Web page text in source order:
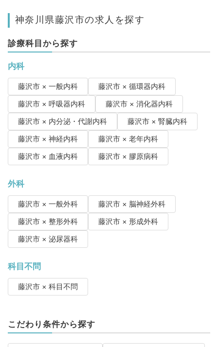
神奈川県藤沢市の求人を探す
診療科目から探す
内科
藤沢市 × 一般内科
藤沢市 × 循環器内科
藤沢市 × 呼吸器内科
藤沢市 × 消化器内科
藤沢市 × 内分泌・代謝内科
藤沢市 × 腎臓内科
藤沢市 × 神経内科
藤沢市 × 老年内科
藤沢市 × 血液内科
藤沢市 × 膠原病科
外科
藤沢市 × 一般外科
藤沢市 × 脳神経外科
藤沢市 × 整形外科
藤沢市 × 形成外科
藤沢市 × 泌尿器科
科目不問
藤沢市 × 科目不問
こだわり条件から探す